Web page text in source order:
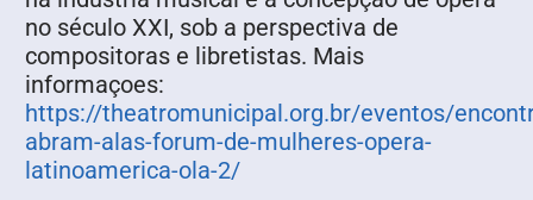
no século XXI, sob a perspectiva de
compositoras e libretistas. Mais
informaçoes:
https://theatromunicipal.org.br/eventos/
abram-alas-forum-de-mulheres-opera-
latinoamerica-ola-2/